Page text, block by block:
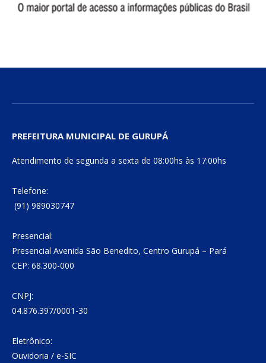
PREFEITURA MUNICIPAL DE GURUPÁ
Atendimento de segunda a sexta de 08:00hs às 17:00hs
Telefone:
(91) 989030747
Presencial:
Presencial Avenida São Benedito, Centro Gurupá – Pará
CEP: 68.300-000
CNPJ:
04.876.397/0001-30
Eletrônico:
Ouvidoria / e-SIC